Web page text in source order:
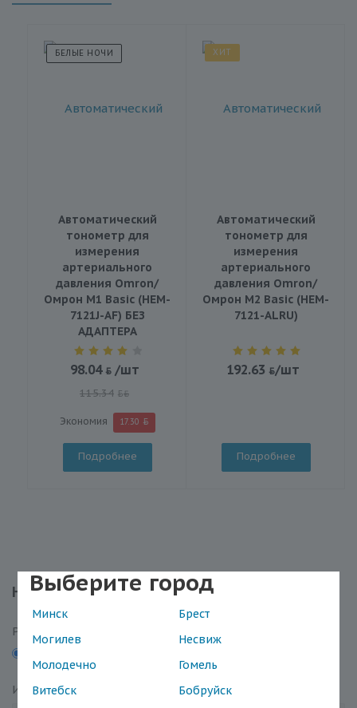
Выберите город
Минск
Брест
Могилев
Несвиж
Молодечно
Гомель
Витебск
Бобруйск
БЕЛЫЕ НОЧИ
Автоматический
тонометр для
измерения
артериального
давления Omron/
Омрон M1 Basic (HEM-
7121J-AF) БЕЗ
АДАПТЕРА
98.04 /шт
115.34 BYN
Экономия 17.30
Подробнее
ХИТ
Автоматический
тонометр для
измерения
артериального
давления Omron/
Омрон M2 Basic (HEM-
7121-ALRU)
192.63 /шт
Подробнее
Написать отзыв
Рейтинг
Имя*